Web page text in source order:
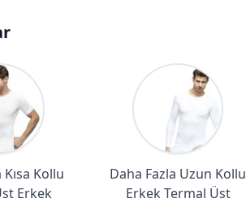
Kollu
Erkek
Daha Fazla Uzun Kollu
Erkek Termal Üst